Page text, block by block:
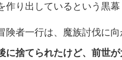
作り出しているという黒
険者一行は、魔族討伐に
に捨てられたけど、前世